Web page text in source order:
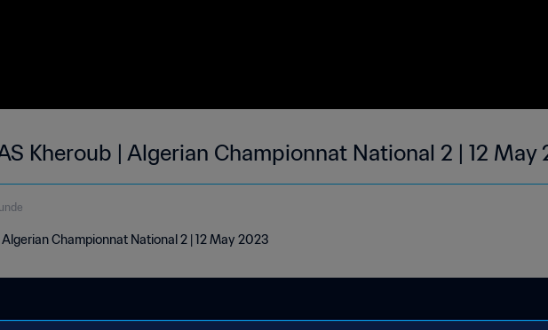
Kheroub | Algerian Championnat National 2 | 12 May
Championnat National 2 | 12 May 2023